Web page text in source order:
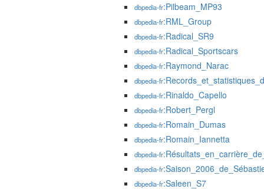
dbpedia-fr:Pilbeam_MP93
dbpedia-fr:RML_Group
dbpedia-fr:Radical_SR9
dbpedia-fr:Radical_Sportscars
dbpedia-fr:Raymond_Narac
dbpedia-fr
dbpedia-fr:Rinaldo_Capello
dbpedia-fr:Robert_Pergl
dbpedia-fr:Romain_Dumas
dbpedia-fr:Romain_Iannetta
dbpedia-fr
dbpedia-fr
dbpedia-fr:Saleen_S7